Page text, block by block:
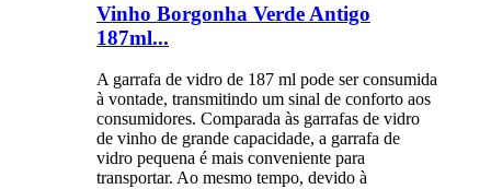
Vinho Borgonha Verde Antigo
187ml...
A garrafa de vidro de 187 ml pode ser consumida
à vontade, transmitindo um sinal de conforto aos
consumidores. Comparada às garrafas de vidro
de vinho de grande capacidade, a garrafa de
vidro pequena é mais conveniente para
transportar. Ao mesmo tempo, devido à